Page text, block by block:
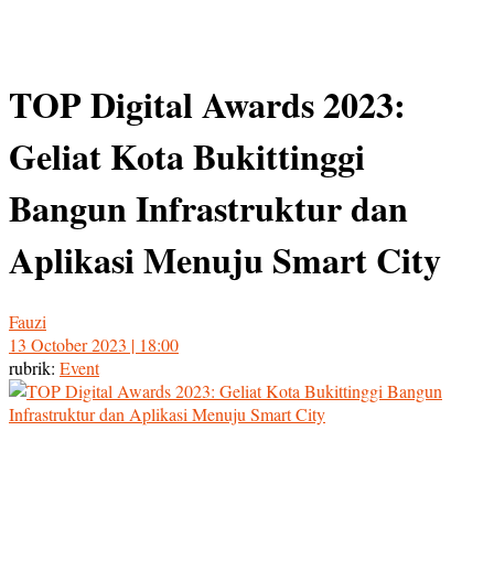
TOP Digital Awards 2023:
Geliat Kota Bukittinggi
Bangun Infrastruktur dan
Aplikasi Menuju Smart City
Fauzi
13 October 2023 | 18:00
rubrik: Event